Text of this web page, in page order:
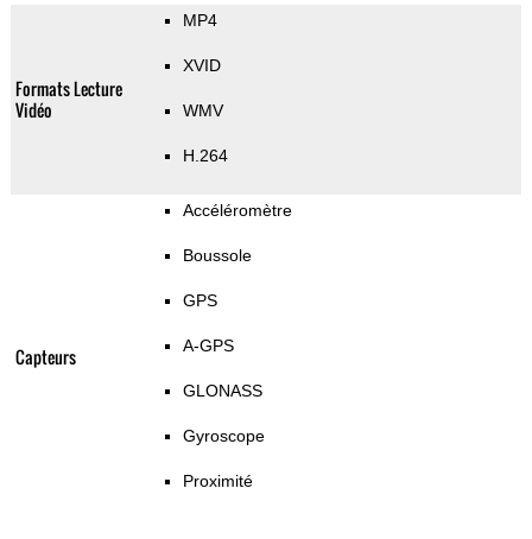
Formats Lecture
Vidéo
MP4
XVID
WMV
H.264
Capteurs
Accéléromètre
Boussole
GPS
A-GPS
GLONASS
Gyroscope
Proximité